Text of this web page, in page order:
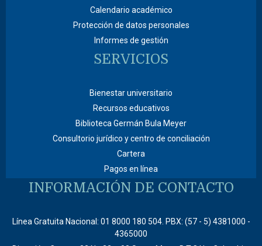
Calendario académico
Protección de datos personales
Informes de gestión
SERVICIOS
Bienestar universitario
Recursos educativos
Biblioteca Germán Bula Meyer
Consultorio jurídico y centro de conciliación
Cartera
Pagos en línea
INFORMACIÓN DE CONTACTO
Línea Gratuita Nacional: 01 8000 180 504. PBX: (57 - 5) 4381000 -
4365000